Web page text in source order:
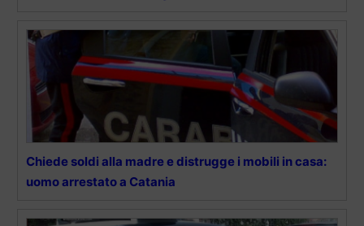
Chiede soldi alla madre e distrugge i mobili in casa:
uomo arrestato a Catania